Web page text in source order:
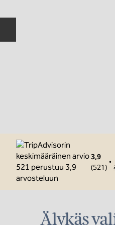
3,9
(521)
•
Älykäs